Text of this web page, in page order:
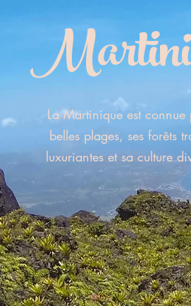
La Martinique est connue
belles plages, ses forêts
luxuriantes et sa culture